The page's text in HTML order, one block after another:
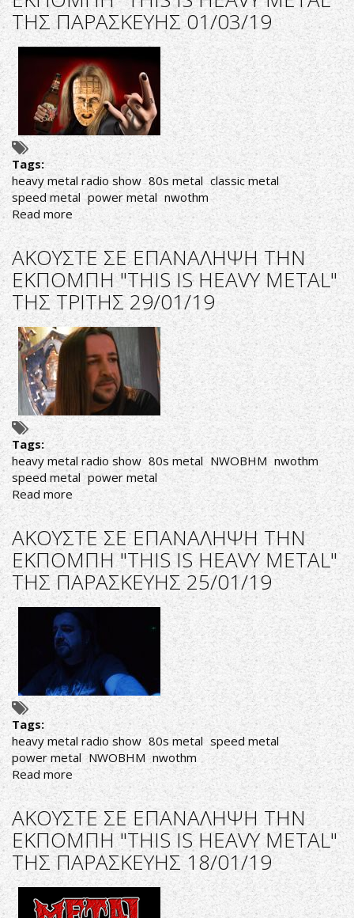
ΕΚΠΟΜΠΗ
"THIS
IS
HEAVY
METAL"
ΤΗΣ
ΤΡΙΤΗΣ
05/03/19
ΤΗΣ ΠΑΡΑΣΚΕΥΗΣ 01/03/19
Tags:
heavy metal radio show 80s metal classic metal
speed metal power metal nwothm
Read more about
AΚΟΥΣΤΕ
ΣΕ
ΕΠΑΝΑΛΗΨΗ
ΤΗΝ
ΕΚΠΟΜΠΗ
"THIS
IS
HEAVY
METAL"
ΤΗΣ
ΠΑΡΑΣΚΕΥΗΣ
01/03/19
AΚΟΥΣΤΕ ΣΕ ΕΠΑΝΑΛΗΨΗ ΤΗΝ
ΕΚΠΟΜΠΗ "THIS IS HEAVY METAL"
ΤΗΣ ΤΡΙΤΗΣ 29/01/19
Tags:
heavy metal radio show 80s metal NWOBHM nwothm
speed metal power metal
Read more about
AΚΟΥΣΤΕ
ΣΕ
ΕΠΑΝΑΛΗΨΗ
ΤΗΝ
ΕΚΠΟΜΠΗ
"THIS
IS
HEAVY
METAL"
ΤΗΣ
ΤΡΙΤΗΣ
29/01/19
AΚΟΥΣΤΕ ΣΕ ΕΠΑΝΑΛΗΨΗ ΤΗΝ
ΕΚΠΟΜΠΗ "THIS IS HEAVY METAL"
ΤΗΣ ΠΑΡΑΣΚΕΥΗΣ 25/01/19
Tags:
heavy metal radio show 80s metal speed metal
power metal NWOBHM nwothm
Read moreabout
AΚΟΥΣΤΕ
ΣΕ
ΕΠΑΝΑΛΗΨΗ
ΤΗΝ
ΕΚΠΟΜΠΗ
"THIS
IS
HEAVY
AΚΟΥΣΤΕ ΣΕ ΕΠΑΝΑΛΗΨΗ ΤΗΝ
ΕΚΠΟΜΠΗ "THIS IS HEAVY METAL"
ΤΗΣ ΠΑΡΑΣΚΕΥΗΣ 18/01/19